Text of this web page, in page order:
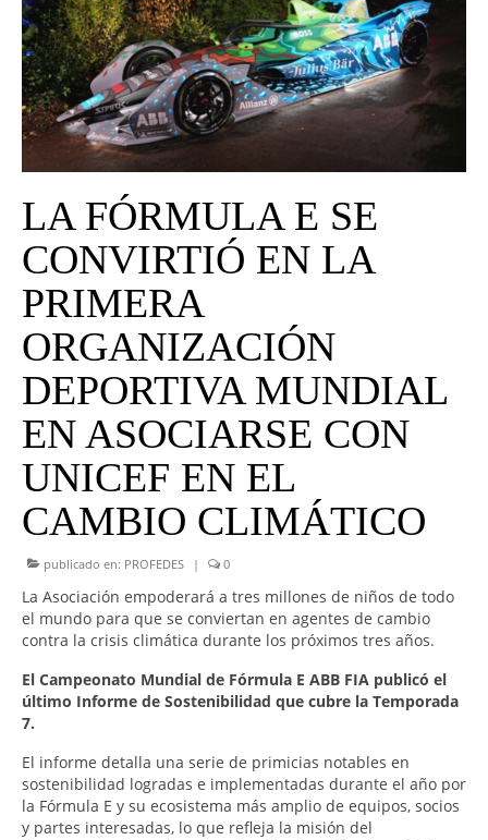
LEGISLACIÓN DEPORTIVA
UNIVERSO CAD
NOTICIAS
CAD MEDIA
CAD FEDERAL
LA FÓRMULA E SE
CONVIRTIÓ EN LA
PRIMERA
ORGANIZACIÓN
DEPORTIVA MUNDIAL
EN ASOCIARSE CON
UNICEF EN EL
CAMBIO CLIMÁTICO
publicado en: PROFEDES | 0
La Asociación empoderará a tres millones de niños de todo
el mundo para que se conviertan en agentes de cambio
contra la crisis climática durante los próximos tres años.
El Campeonato Mundial de Fórmula E ABB FIA publicó el
último Informe de Sostenibilidad que cubre la Temporada
7.
El informe detalla una serie de primicias notables en
sostenibilidad logradas e implementadas durante el año por
la Fórmula E y su ecosistema más amplio de equipos, socios
y partes interesadas, lo que refleja la misión del